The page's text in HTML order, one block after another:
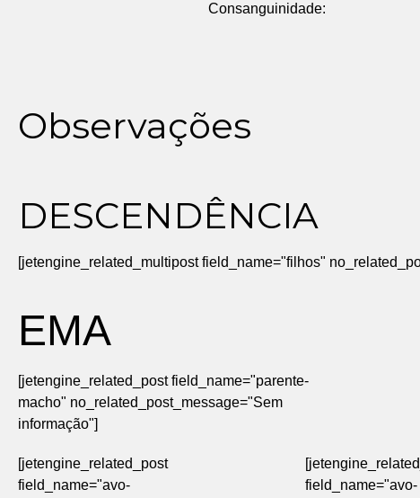
Consanguinidade:
Observações
DESCENDÊNCIA
[jetengine_related_multipost field_name="filhos"
EMA
[jetengine_related_post field_name="parente-
macho" no_related_post_message="Sem
informação"]
[jetengine_related_post
field_name="avo-
field_name="avo-